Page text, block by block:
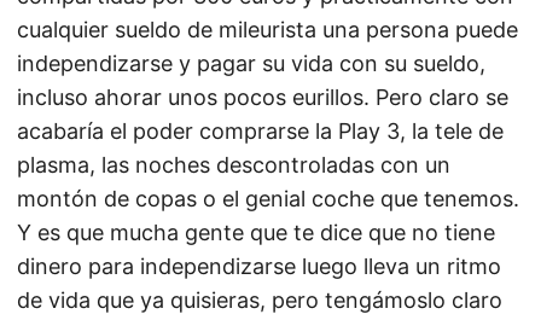
cualquier sueldo de mileurista una persona puede
independizarse y pagar su vida con su sueldo,
incluso ahorar unos pocos eurillos. Pero claro se
acabaría el poder comprarse la Play 3, la tele de
plasma, las noches descontroladas con un
montón de copas o el genial coche que tenemos.
Y es que mucha gente que te dice que no tiene
dinero para independizarse luego lleva un ritmo
de vida que ya quisieras, pero tengámoslo claro